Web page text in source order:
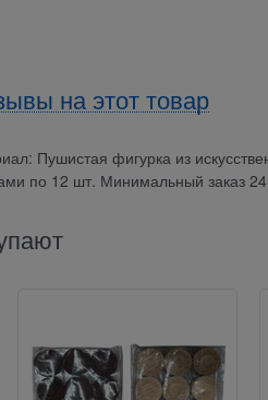
на этот товар
Пушистая фигурка из
по 12 шт. Минимальный заказ